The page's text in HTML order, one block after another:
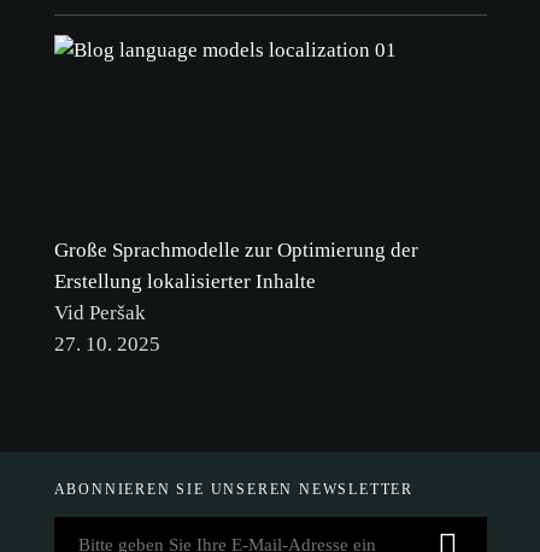
Große Sprachmodelle zur Optimierung der
Erstellung lokalisierter Inhalte
Vid Peršak
27. 10. 2025
ABONNIEREN SIE UNSEREN NEWSLETTER